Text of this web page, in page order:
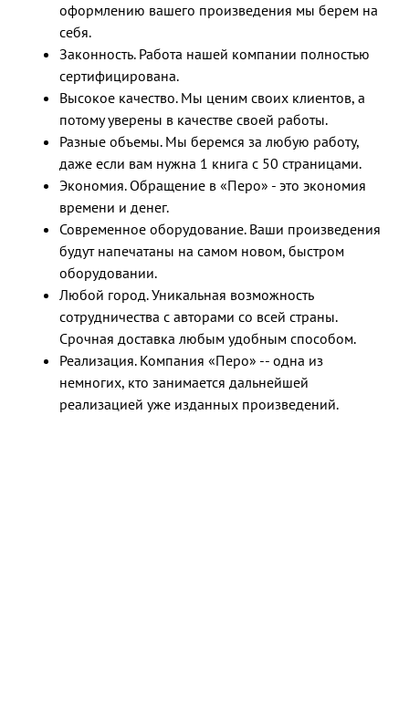
оформлению вашего произведения мы берем на
себя.
Законность. Работа нашей компании полностью
сертифицирована.
Высокое качество. Мы ценим своих клиентов, а
потому уверены в качестве своей работы.
Разные объемы. Мы беремся за любую работу,
даже если вам нужна 1 книга с 50 страницами.
Экономия. Обращение в «Перо» - это экономия
времени и денег.
Современное оборудование. Ваши произведения
будут напечатаны на самом новом, быстром
оборудовании.
Любой город. Уникальная возможность
сотрудничества с авторами со всей страны.
Срочная доставка любым удобным способом.
Реализация. Компания «Перо» -- одна из
немногих, кто занимается дальнейшей
реализацией уже изданных произведений.